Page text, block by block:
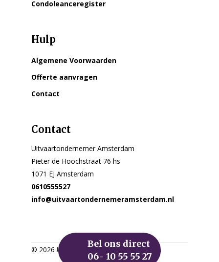
Condoleanceregister
Hulp
Algemene Voorwaarden
Offerte aanvragen
Contact
Contact
Uitvaartondernemer Amsterdam
Pieter de Hoochstraat 76 hs
1071 EJ Amsterdam
0610555527
info@uitvaartondernemeramsterdam.nl
© 2026 Uitvaartondernemer Amsterdam.
Bel ons direct
06- 10 55 55 27